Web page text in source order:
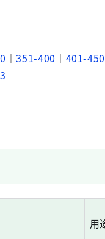
｜351-400 ｜ 401-450
用